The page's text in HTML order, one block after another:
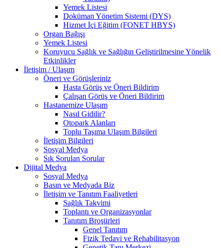
Yemek Listesi
Doküman Yönetim Sistemi (DYS)
Hizmet İçi Eğitim (FONET HBYS)
Organ Bağışı
Yemek Listesi
Koruyucu Sağlık ve Sağlığın Geliştirilmesine Yönelik
Etkinlikler
İletişim / Ulaşım
Öneri ve Görüşleriniz
Hasta Görüş ve Öneri Bildirim
Çalışan Görüş ve Öneri Bildirim
Hastanemize Ulaşım
Nasıl Gidilir?
Otopark Alanları
Toplu Taşıma Ulaşım Bilgileri
İletişim Bilgileri
Sosyal Medya
Sık Sorulan Sorular
Dijital Medya
Sosyal Medya
Basın ve Medyada Biz
İletişim ve Tanıtım Faaliyetleri
Sağlık Takvimi
Toplantı ve Organizasyonlar
Tanıtım Broşürleri
Genel Tanıtım
Fizik Tedavi ve Rehabilitasyon